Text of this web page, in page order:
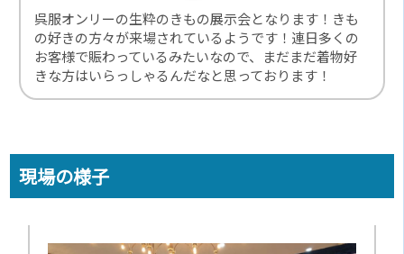
呉服オンリーの生粋のきもの展示会となります！きも
の好きの方々が来場されているようです！連日多くの
お客様で賑わっているみたいなので、まだまだ着物好
きな方はいらっしゃるんだなと思っております！
現場の様子